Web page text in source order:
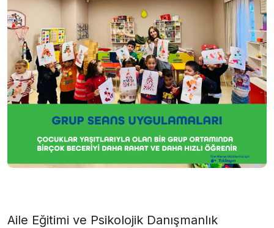
Aile Eğitimi ve Psikolojik Danışmanlık